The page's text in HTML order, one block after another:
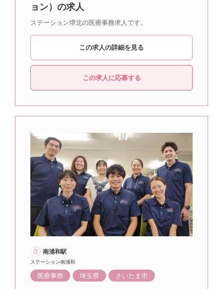
ョン）の求人
ステーション堺北の医療事務求人です。
この求人の詳細を見る
この求人に応募する
南浦和駅
ステーション南浦和
医療事務 埼玉県 さいたま市